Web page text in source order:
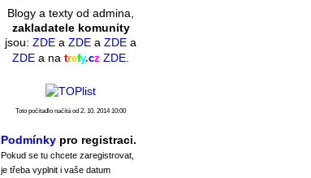
Blogy a texty od admina,
zakladatele komunity
jsou: ZDE a ZDE a ZDE a
ZDE a na trefy.cz ZDE
Toto počítadlo načítá od 2. 10. 2014 10:00
Podmínkypro registraci.
Pokud se tu chcete zaregistrovat,
je třeba vyplnit i vaše datum